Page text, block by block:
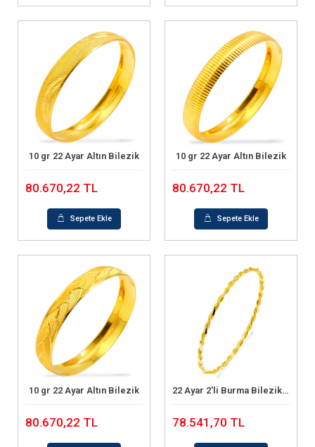
Sepete Ekle
10 gr 22 Ayar Altın Bilezik
80.670,22 TL
Sepete Ekle
Sepete Ekle
10 gr 22 Ayar Altın Bilezik
80.670,22 TL
Sepete Ekle
Sepete Ekle
10 gr 22 Ayar Altın Bilezik
80.670,22 TL
Sepete Ekle
22 Ayar 2'li Burma Bilezik (10 Gram)
78.541,70 TL